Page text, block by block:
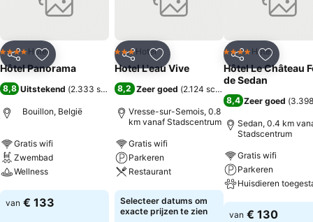
Delen Toevoegen aan favorieten
4 SterrenHotel
Hôtel Panorama
8,8 Uitstekend (2.333 scores)
Bouillon, België
Gratis wifi
Zwembad
Wellness
Prijzen bekijken
van € 133
Delen Toevoegen aan favorieten
3 Sterren
Hotel
Hotel L'eau Vive
8,2 Zeer goed (2.124 scores
Vresse-sur-Semois, 0.8
km vanaf Stadscentrum
Gratis wifi
Parkeren
Restaurant
Prijzen bekijken
Selecteer datums om
exacte prijzen te zien
Delen
4 SterrenHotel
Hôtel Le Château
de Sedan
8,4 Zeer goed (
Sedan, 0.4 km
Stadscentrum
Gratis wifi
Parkeren
Huisdieren
Prijzen bekijken
van € 130